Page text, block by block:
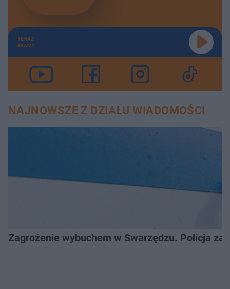
TERAZ
GRAMY
NAJNOWSZE Z DZIAŁU WIADOMOŚCI
Zagrożenie wybuchem w Swarzędzu. Policja